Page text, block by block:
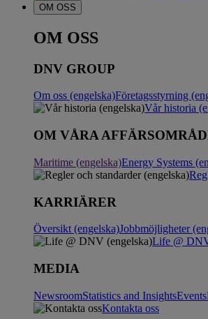
OM OSS
OM OSS
DNV GROUP
Om oss (engelska)Företagsstyrning
Vår historia
OM VÅRA
Maritime (engelska)Energy Systems
KARRIÄRER
Översikt (engelska)Jobbmöjligheter
Life @
MEDIA
NewsroomStatistics and InsightsEvents
Kontakta oss